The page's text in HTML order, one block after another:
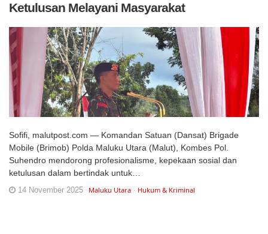
Ketulusan Melayani Masyarakat
Sofifi, malutpost.com — Komandan Satuan (Dansat) Brigade
Mobile (Brimob) Polda Maluku Utara (Malut), Kombes Pol.
Suhendro mendorong profesionalisme, kepekaan sosial dan
ketulusan dalam bertindak untuk…
14 November 2025 Maluku Utara Hukum & Kriminal